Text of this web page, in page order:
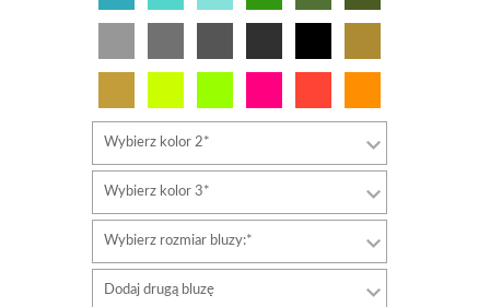
Wybierz kolor 2*
Wybierz kolor 3*
Wybierz rozmiar bluzy:*
Dodaj drugą bluzę